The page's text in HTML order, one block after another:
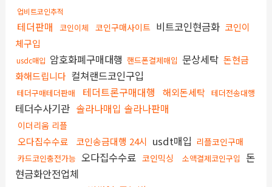
업비트코인추적
테더판매 코인이체 코인구매사이트 비트코인현금화 코인이
체구입
usdc매입 암호화폐구매대행 핸드폰결제매입 문상세탁 돈현금
화해드립니다 컬쳐랜드코인구입
테더구매테더판매 테더트론구매대행 해외돈세탁 테더전송대행
테더수사기관 솔라나매입 솔라나판매
이더리움 리플
오다집수수료 코인송금대행 24시 usdt매입 리플코인구매
카드코인충전가능 오다집수수료 코인믹싱 소액결제코인구입
돈
현금화안전업체